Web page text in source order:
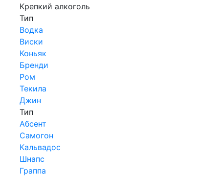
Крепкий алкоголь
Тип
Водка
Виски
Коньяк
Бренди
Ром
Текила
Джин
Тип
Абсент
Самогон
Кальвадос
Шнапс
Граппа